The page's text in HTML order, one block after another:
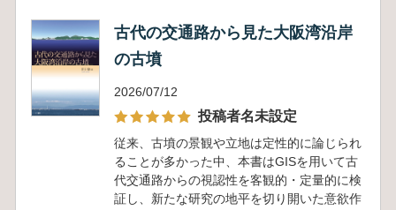
古代の交通路から見た大阪湾沿岸
の古墳
2026/07/12
投稿者名未設定
従来、古墳の景観や立地は定性的に論じられ
ることが多かった中、本書はGISを用いて古
代交通路からの視認性を客観的・定量的に検
証し、新たな研究の地平を切り開いた意欲作